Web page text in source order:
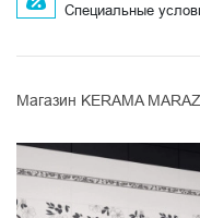
Специальные
Магазин KERAMA